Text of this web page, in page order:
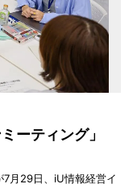
ミーティング」
月29日、iU情報経営イ